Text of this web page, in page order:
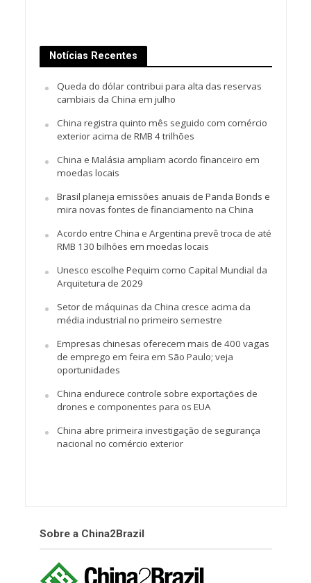
Notícias Recentes
Queda do dólar contribui para alta das reservas
cambiais da China em julho
China registra quinto mês seguido com comércio
exterior acima de RMB 4 trilhões
China e Malásia ampliam acordo financeiro em
moedas locais
Brasil planeja emissões anuais de Panda Bonds e
mira novas fontes de financiamento na China
Acordo entre China e Argentina prevê troca de até
RMB 130 bilhões em moedas locais
Unesco escolhe Pequim como Capital Mundial da
Arquitetura de 2029
Setor de máquinas da China cresce acima da
média industrial no primeiro semestre
Empresas chinesas oferecem mais de 400 vagas
de emprego em feira em São Paulo; veja
oportunidades
China endurece controle sobre exportações de
drones e componentes para os EUA
China abre primeira investigação de segurança
nacional no comércio exterior
Sobre a China2Brazil